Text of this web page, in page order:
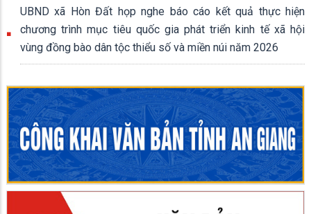
UBND xã Hòn Đất họp nghe báo cáo kết quả thực hiện
chương trình mục tiêu quốc gia phát triển kinh tế xã hội
vùng đồng bào dân tộc thiểu số và miền núi năm 2026